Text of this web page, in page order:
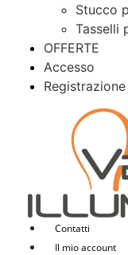
Stucco
Tasselli
OFFERTE
Accesso
Registrazione
Contatti
Il mio account